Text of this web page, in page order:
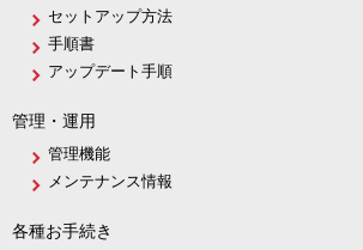
セットアップ方法
手順書
アップデート手順
管理・運用
管理機能
メンテナンス情報
各種お手続き